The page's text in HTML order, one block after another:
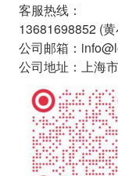
客服热线 ：
13681698852 (
公司邮箱 ：
公司地址 ： 上海